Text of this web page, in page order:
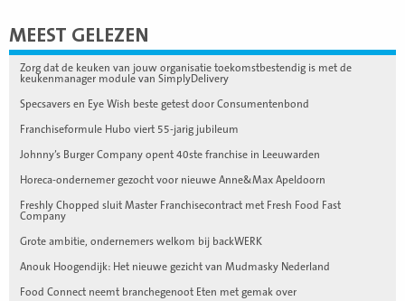
MEEST GELEZEN
Zorg dat de keuken van jouw organisatie toekomstbestendig is met de
keukenmanager module van SimplyDelivery
Specsavers en Eye Wish beste getest door Consumentenbond
Franchiseformule Hubo viert 55-jarig jubileum
Johnny’s Burger Company opent 40ste franchise in Leeuwarden
Horeca-ondernemer gezocht voor nieuwe Anne&Max Apeldoorn
Freshly Chopped sluit Master Franchisecontract met Fresh Food Fast
Company
Grote ambitie, ondernemers welkom bij backWERK
Anouk Hoogendijk: Het nieuwe gezicht van Mudmasky Nederland
Food Connect neemt branchegenoot Eten met gemak over